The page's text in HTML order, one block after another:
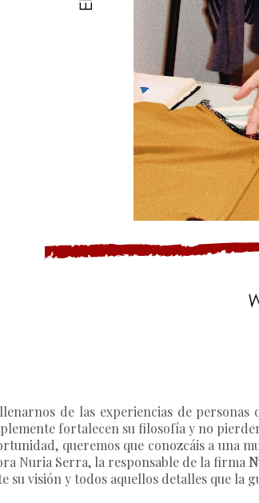
de las experiencias de
fortalecen su filosofía y no
queremos que conozcáis a una
Nuria Serra, la responsable de la firma
su visión y todos aquellos detalles que la